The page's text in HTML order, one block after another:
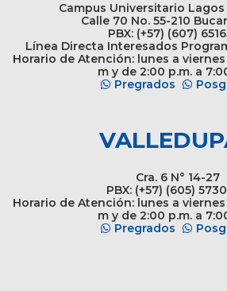
Campus Universitario
Calle 70 No. 55-210
PBX: (+57) (607)
Línea Directa Interesados
Horario de Atención: lunes a viernes
m y de 2:00 p.m. a
Pregrados
Cra. 6 N° 14-27
PBX: (+57) (605)
Horario de Atención: lunes a viernes
m y de 2:00 p.m. a
Pregrados